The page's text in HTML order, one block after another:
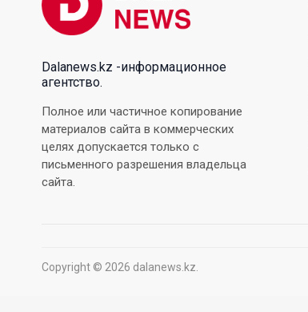
Dalanews.kz -информационное
агентство.
Полное или частичное копирование
материалов сайта в коммерческих
целях допускается только с
письменного разрешения владельца
сайта.
Copyright © 2026 dalanews.kz.